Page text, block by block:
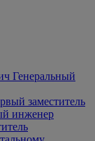
Генеральный
заместитель
инженер